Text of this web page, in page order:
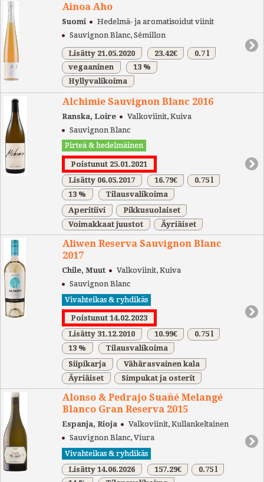
Ainoa Aho
Suomi
Hedelmä- ja aromatisoidut viinit
Sauvignon Blanc, Sémillon
Lisätty 21.05.2020 23.42€
0.7 l
vegaaninen
13 %
Hyllyvalikoima
Alchimie Sauvignon Blanc 2016
Ranska, Loire
Valkoviinit, Kuiva
Sauvignon Blanc
Pirteä & hedelmäinen
Poistunut 25.01.2021
Lisätty 06.05.2017
16.79€
0.75 l
13 %
Tilausvalikoima
Aperitiivi
Pikkusuolaiset
Voimakkaat juustot
Äyriäiset
Aliwen Reserva Sauvignon Blanc
2017
Chile, Muut
Valkoviinit, Kuiva
Sauvignon Blanc
Vivahteikas & ryhdikäs
Poistunut 14.02.2023
Lisätty 31.12.2010
10.99€
0.75 l
13 %
Tilausvalikoima
Siipikarja
Vähärasvainen kala
Äyriäiset
Simpukat ja osterit
Alonso & Pedrajo Suañé Melangé
Blanco Gran Reserva 2015
Espanja, Rioja
Valkoviinit, Kullankeltainen
Sauvignon Blanc, Viura
Vivahteikas & ryhdikäs
Lisätty 14.06.2026
157.29€
0.75 l